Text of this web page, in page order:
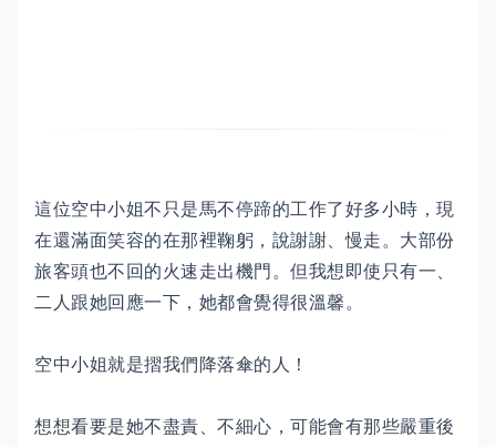
這位空中小姐不只是馬不停蹄的工作了好多小時，現
在還滿面笑容的在那裡鞠躬，說謝謝、慢走。大部份
旅客頭也不回的火速走出機門。但我想即使只有一、
二人跟她回應一下，她都會覺得很溫馨。
空中小姐就是摺我們降落傘的人！
想想看要是她不盡責、不細心，可能會有那些嚴重後